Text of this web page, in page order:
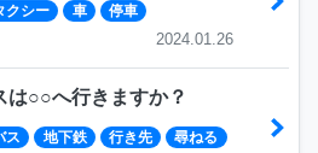
クシー 車 停車
2024.01.26
は○○へ行きますか？
ス 地下鉄 行き先 尋ねる